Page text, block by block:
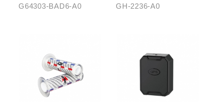
飾蓋
G64303-BAD6-A0
GH-2236-A0